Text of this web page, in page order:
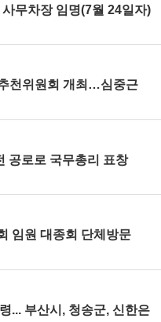
무차장 임명(7월 24일자)
천위원회 개최…심중근
공로로 국무총리 표창
임원 대종회 단체방문
... 부산시, 청송군, 신한은